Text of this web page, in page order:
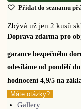
Přidat do seznamu
Zbývá už jen 2 kusů
Doprava zdarma pro
garance bezpečného
odesíláme od pondělí
hodnocení 4,9/5 na
Máte otázky?
Gallery